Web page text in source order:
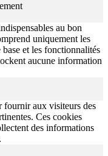
au bon
uniquement les
et les fonctionnalités
aucune information
fournir aux visiteurs des
Ces cookies
des informations